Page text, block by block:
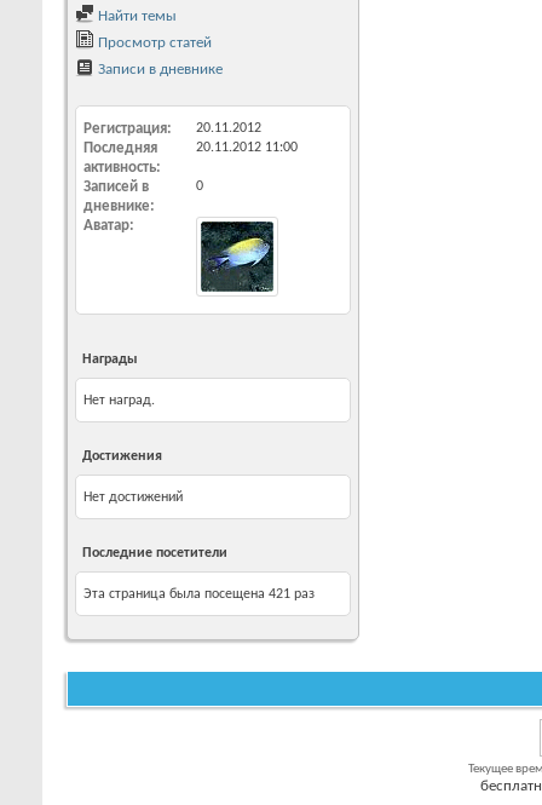
Найти темы
Просмотр статей
Записи в дневнике
Регистрация 20.11.2012
Последняя
активность
20.11.2012 11:00
Записей в
дневнике
0
Аватар
Награды
Нет наград.
Достижения
Нет достижений
Последние посетители
Эта страница была посещена 421 раз
Текущее